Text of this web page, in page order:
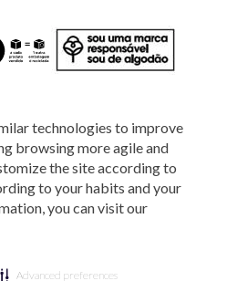
technologies to improve
browsing more agile and
the site according to
to your habits and your
you can visit our
Advanced preferences
direitos reservados - A loja Estoque reserva-
informações como: preços, promoções e
Veste S.A Estilo. Rua Othão, 405, Vila